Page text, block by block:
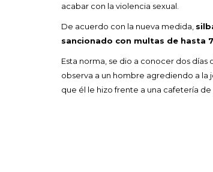
acabar con la violencia sexual.
De acuerdo con la nueva medida,
sancionado con multas de hasta
Esta norma, se dio a conocer dos
observa a un hombre agrediendo a la
que él le hizo frente a una cafetería de